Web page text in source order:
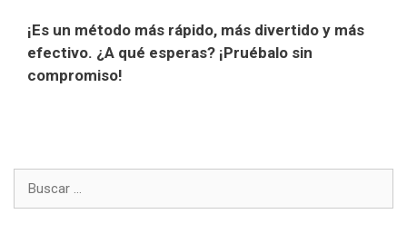
¡Es un método más rápido, más divertido y más
efectivo. ¿A qué esperas? ¡Pruébalo sin
compromiso!